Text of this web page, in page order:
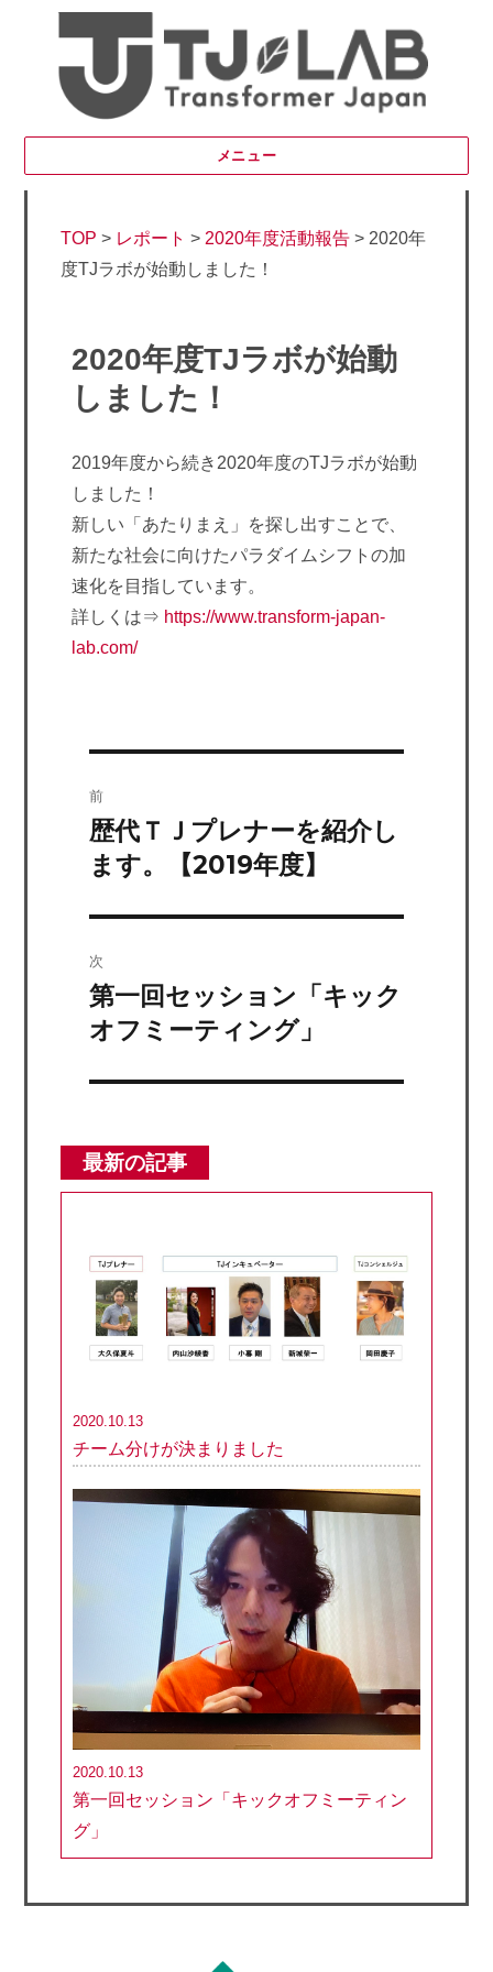
メニュー
TOP > レポート > 2020年度活動報告 > 2020年
度TJラボが始動しました！
2020年度TJラボが始動
しました！
2019年度から続き2020年度のTJラボが始動
しました！
新しい「あたりまえ」を探し出すことで、
新たな社会に向けたパラダイムシフトの加
速化を目指しています。
詳しくは⇒ https://www.transform-japan-
lab.com/
前
前
の
稿:
歴代ＴＪプレナーを紹介し
ます。【2019年度】
次
次
の
稿:
第一回セッション「キック
オフミーティング」
最新の記事
2020.10.13
チーム分けが決まりました
2020.10.13
第一回セッション「キックオフミーティン
グ」